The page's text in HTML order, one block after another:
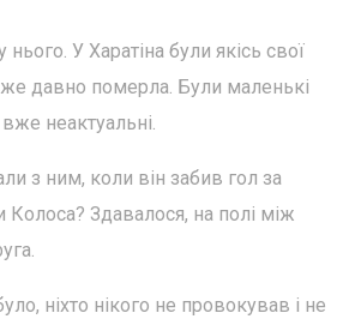
У Харатіна були якісь свої
давно померла. Були маленькі
неактуальні.
з ним, коли він забив гол за
Колоса? Здавалося, на полі між
ніхто нікого не провокував і не